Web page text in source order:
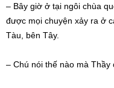
– Bây giờ ở tại ngôi chùa
được mọi chuyện xảy ra ở
Tàu, bên Tây.
– Chú nói thế nào mà